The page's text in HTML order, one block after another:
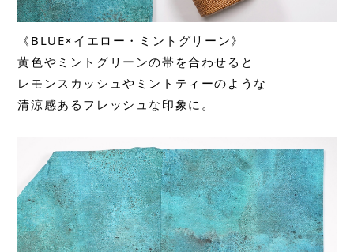
《BLUE×イエロー・ミントグリーン》
黄色やミントグリーンの帯を合わせると
レモンスカッシュやミントティーのような
清涼感あるフレッシュな印象に。